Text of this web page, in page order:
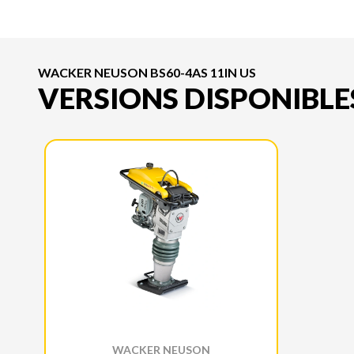
WACKER NEUSON BS60-4AS 11IN US
VERSIONS
WACKER NEUSON